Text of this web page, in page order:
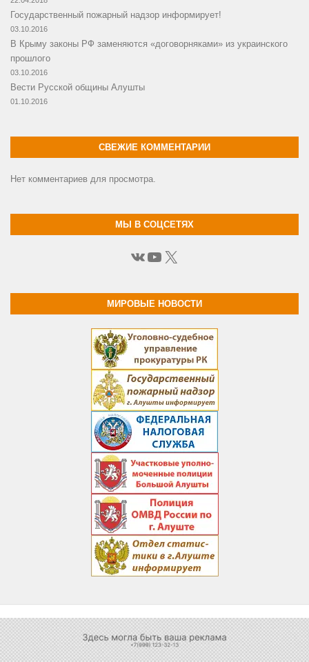
Государственный пожарный надзор информирует!
03.10.2016
В Крыму законы РФ заменяются «договорняками» из украинского
прошлого
03.10.2016
Вести Русской общины Алушты
01.10.2016
СВЕЖИЕ КОММЕНТАРИИ
Нет комментариев для просмотра.
МЫ В СОЦСЕТЯХ
ВКонтакте
YouTube
X
МИРОВЫЕ НОВОСТИ